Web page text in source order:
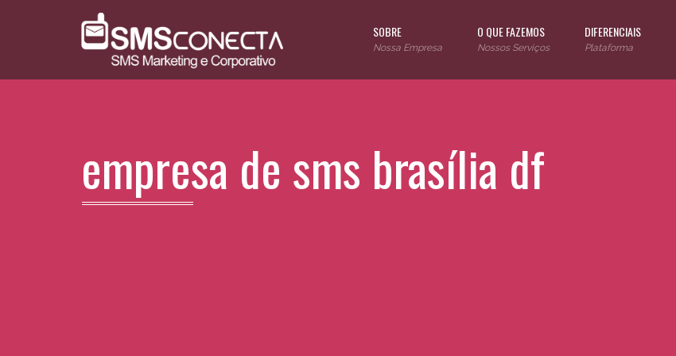
SOBRE
Nossa Empresa
O QUE FAZEMOS
Nossos Serviços
DIFERENCIAIS
Plataforma
empresa de sms brasília df